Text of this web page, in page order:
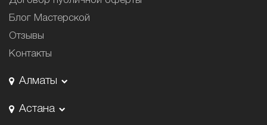
Блог Мастерской
Отзывы
Контакты
Алматы
Астана